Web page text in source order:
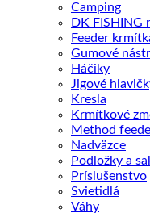
Camping
DK FISHING
Feeder
Gumové
Háčiky
Jigové
Kresla
Krmítkové
Method
Nadväzce
Podložky a
Príslušenstvo
Svietidlá
Váhy